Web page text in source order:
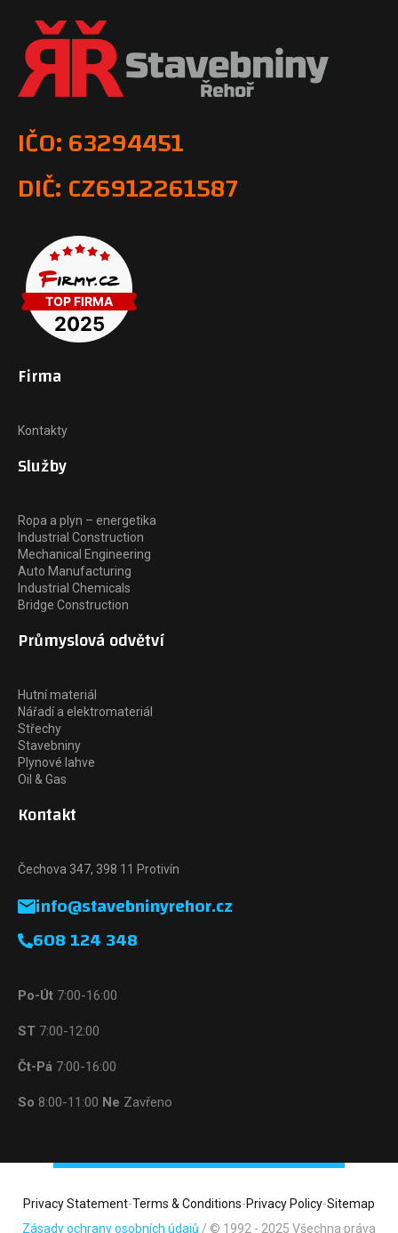
IČO: 63294451
DIČ: CZ6912261587
Firma
Kontakty
Služby
Ropa a plyn – energetika
Industrial Construction
Mechanical Engineering
Auto Manufacturing
Industrial Chemicals
Bridge Construction
Průmyslová odvětví
Hutní materiál
Nářadí a elektromateriál
Střechy
Stavebniny
Plynové lahve
Oil & Gas
Kontakt
Čechova 347, 398 11 Protivín
info@stavebninyrehor.cz
608 124 348
Po-Út 7:00-16:00
ST 7:00-12:00
Čt-Pá 7:00-16:00
So 8:00-11:00 Ne Zavřeno
Privacy Statement-Terms & Conditions-Privacy Policy-Sitemap
Zásady ochrany osobních údajů / © 1992 - 2025 Všechna práva